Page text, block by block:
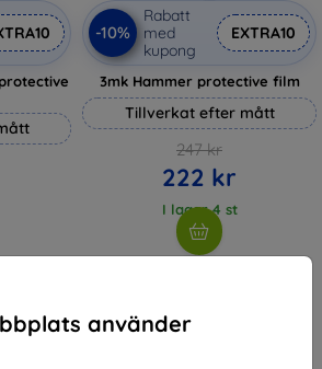
använder
-10%
Rabatt
med
kupong
EXTRA10
3mk Hammer protective film
Tillverkat efter mått
247 kr
222 kr
I lager 4 st